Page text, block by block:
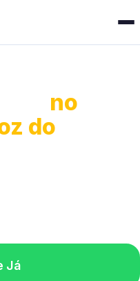
no
do
Já